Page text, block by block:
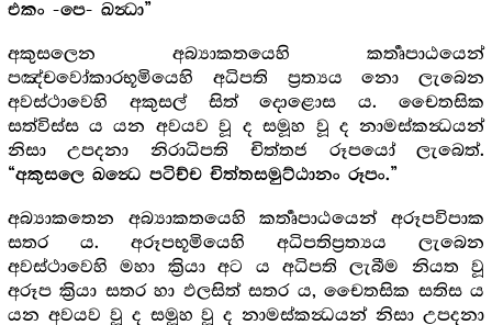
එකං -පෙ- ඛන්‍ධා”
අකුසලෙන අබ්‍යාකතයෙහි කර්‍තෘපාඨයෙන්
පඤ්චවෝකාරභූමියෙහි අධිපති ප්‍රත්‍යය නො ලැබෙන
අවස්ථාවෙහි අකුසල් සිත් දොළොස ය. චෛතසික
සත්විස්ස ය යන අවයව වූ ද සමූහ වූ ද නාමස්කන්‍ධයන්
නිසා උපදනා නිරාධිපති චිත්තජ රූපයෝ ලැබෙත්.
“අකුසලෙ ඛන්‍ධෙ පටිච්ච චිත්තසමුට්ඨානං රූපං.”
අබ්‍යාකතෙන අබ්‍යාකතයෙහි කර්‍තෘපාඨයෙන් අරූපවිපාක
සතර ය. අරූපභූමියෙහි අධිපතිප්‍රත්‍යය ලැබෙන
අවස්ථාවෙහි මහා ක්‍රියා අට ය අධිපති ලැබීම නියත වූ
අරූප ක්‍රියා සතර හා ඵලසිත් සතර ය, චෛතසික සතිස ය
යන අවයව වූ ද සමූහ වූ ද නාමස්කන්‍ධයන් නිසා උපදනා